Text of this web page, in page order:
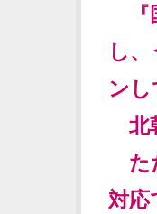
『
し
ンし
北
た
対応